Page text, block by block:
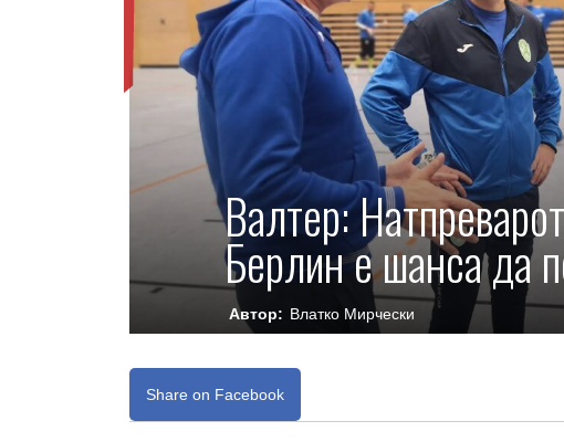
Валтер:
Берлин е шанса да
Автор: Влатко Мирчески
Share on Facebook